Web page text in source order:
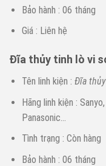
Bảo hành : 06 tháng
Giá : Liên hệ
Đĩa thủy tinh lò vi
Tên linh kiện : Đĩa thủ
Hãng linh kiện :
Panasonic…
Tình trạng : Còn hàng
Bảo hành : 06 tháng